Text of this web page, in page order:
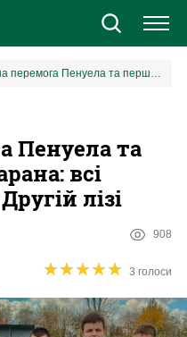
Дебютна перемога Пенуела та перша поразка Шарана: всі результати дня у Другій лізі
Пенуела та
всі
лізі
908
★★★★★
★★★★★ 3 голоси